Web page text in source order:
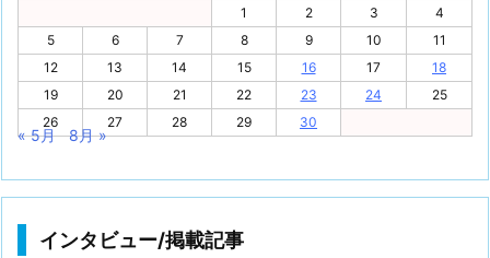
1
2 3
4
5
6 7 8 9 10
11
12
13 14 15 16 17
18
19
20 21 22 23 24
25
26
27 28 29 30
« 5月 8月 »
インタビュー/掲載記事